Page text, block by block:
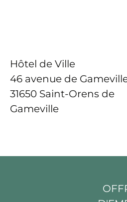
Hôtel de Ville
46 avenue de
31650 Saint-Orens de
Gameville